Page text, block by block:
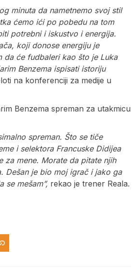
minuta da nametnemo svoj stil
ćemo ići po pobedu na tom
potrebni i iskustvo i energija.
koji donose energiju je
da će fudbaleri kao što je Luka
Benzema ispisati istoriju
na konferenciji za medije u
Benzema spreman za utakmicu
spreman. Što se tiče
i selektora Francuske Didijea
za mene. Morate da pitate njih
Dešan je bio moj igrač i jako ga
se mešam”, rekao je trener Reala.